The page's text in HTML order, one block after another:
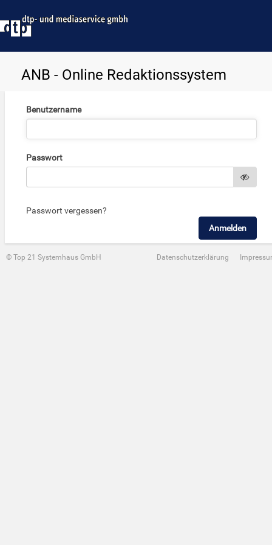
ANB - Online Redaktionssystem
Benutzername
Passwort
Passwort vergessen?
© Top 21 Systemhaus GmbH Datenschutzerklärung